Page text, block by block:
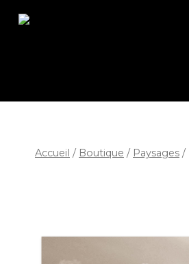
Accueil / Boutique / Paysages /